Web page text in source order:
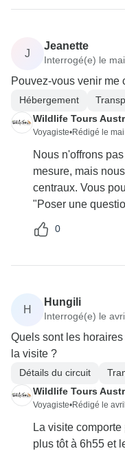
J
Jeanette
Interrogé(e) le
Pouvez-vous venir me
Hébergement
Wildlife Tours
Voyagiste•Rédigé le
Nous n'offrons
mesure, mais
centraux. Vous
"Poser une
0
H
Hungili
Interrogé(e) le
Quels sont les
la visite ?
Détails du circuit
Wildlife Tours
Voyagiste•Rédigé le
La visite
plus tôt à 6h55 et